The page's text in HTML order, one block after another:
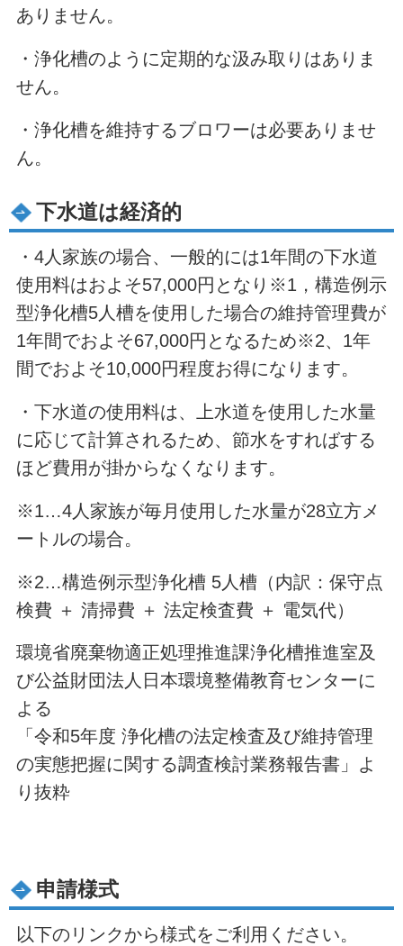
ありません。
・浄化槽のように定期的な汲み取りはありま
せん。
・浄化槽を維持するブロワーは必要ありませ
ん。
下水道は経済的
・4人家族の場合、一般的には1年間の下水道
使用料はおよそ57,000円となり※1，構造例示
型浄化槽5人槽を使用した場合の維持管理費が
1年間でおよそ67,000円となるため※2、1年
間でおよそ10,000円程度お得になります。
・下水道の使用料は、上水道を使用した水量
に応じて計算されるため、節水をすればする
ほど費用が掛からなくなります。
※1…4人家族が毎月使用した水量が28立方メ
ートルの場合。
※2…構造例示型浄化槽 5人槽（内訳：保守点
検費 ＋ 清掃費 ＋ 法定検査費 ＋ 電気代）
環境省廃棄物適正処理推進課浄化槽推進室及
び公益財団法人日本環境整備教育センターに
よる
「令和5年度 浄化槽の法定検査及び維持管理
の実態把握に関する調査検討業務報告書」よ
り抜粋
申請様式
以下のリンクから様式をご利用ください。